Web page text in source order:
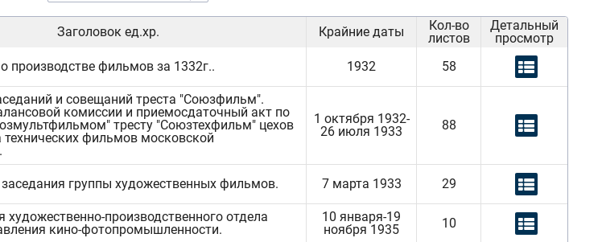
Заголовок ед.хр. Крайние даты
Кол-во
листов
Детальный
просмотр
производстве фильмов за 1332г.. 1932 58
и совещаний треста "Союзфильм".
комиссии и приемосдаточный акт по
тресту "Союзтехфильм" цехов
технических фильмов московской
1 октября 1932-
26 июля 1933
88
группы художественных фильмов. 7 марта 1933 29
художественно-производственного отдела
кино-фотопромышленности.
10 января-19
ноября 1935
10